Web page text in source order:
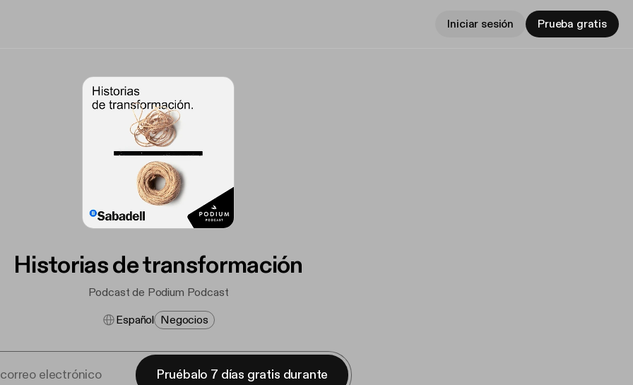
Iniciar sesión Prueba gratis
Historias de transformación
Podcast de Podium Podcast
Español Negocios
Pruébalo 7 días gratis durante